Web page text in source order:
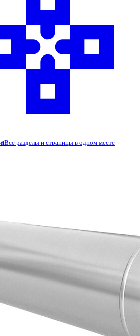
Все разделы и страницы в одном месте